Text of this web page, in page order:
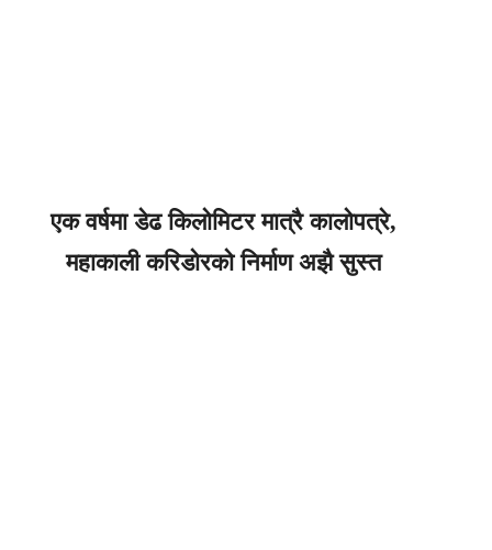
एक वर्षमा डेढ किलोमिटर मात्रै कालोपत्रे,
महाकाली करिडोरको निर्माण अझै सुस्त